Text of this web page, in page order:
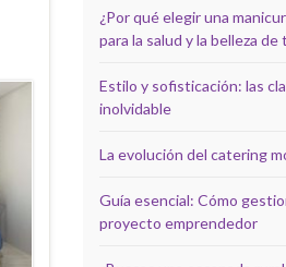
¿Por qué elegir una
para la salud y la belleza de
Estilo y sofisticación: las
inolvidable
La evolución del catering
Guía esencial: Cómo
proyecto emprendedor